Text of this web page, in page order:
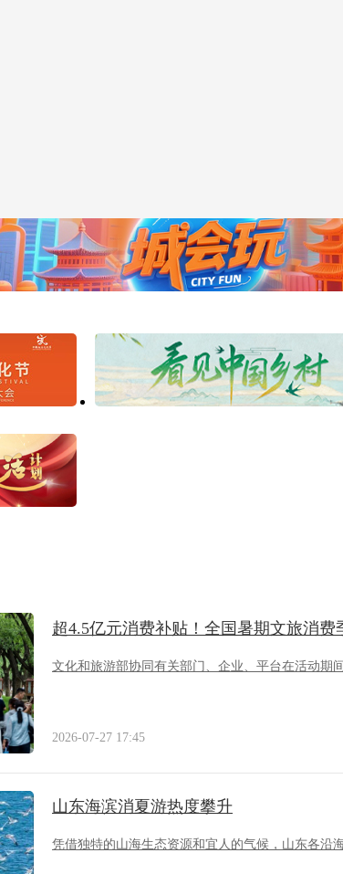
超4.5亿元消费补贴！全国暑期文旅消费
文化和旅游部协同有关部门、企业、平台在活动期
2026-07-27 17:45
山东海滨消夏游热度攀升
凭借独特的山海生态资源和宜人的气候，山东各沿